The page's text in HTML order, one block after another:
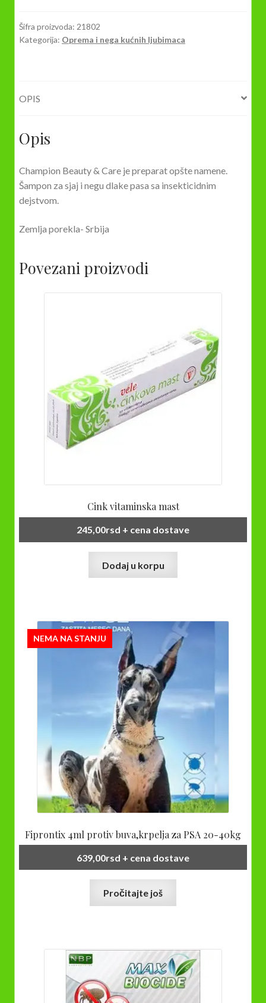
repelentom
CHAMPION
250ml
Šifra proizvoda: 21802
Kategorija: Oprema i nega kućnih ljubimaca
OPIS
Opis
Champion Beauty & Care je preparat opšte namene.
Šampon za sjaj i negu dlake pasa sa insekticidnim
dejstvom.
Zemlja porekla- Srbija
Povezani proizvodi
Cink vitaminska mast
245,00rsd + cena dostave
Dodaj u korpu
NEMA NA STANJU
Fiprontix 4ml protiv buva,krpelja za PSA 20-40kg
639,00rsd + cena dostave
Pročitajte još